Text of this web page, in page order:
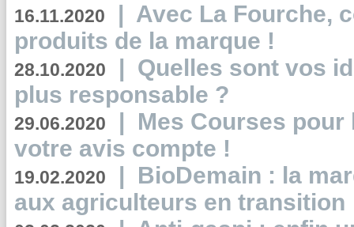
16.11.2020 | Avec La Fourche,
produits de la marque !
28.10.2020 | Quelles sont vos
plus responsable ?
29.06.2020 | Mes Courses pour
votre avis compte !
19.02.2020 | BioDemain : la
aux agriculteurs en transition